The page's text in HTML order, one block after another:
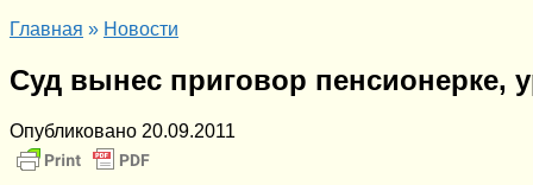
Главная » Новости
Суд вынес приговор пенсионерке,
Опубликовано 20.09.2011